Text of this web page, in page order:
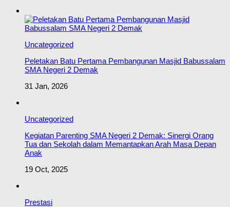
Uncategorized
Peletakan Batu Pertama Pembangunan Masjid Babussalam
SMA Negeri 2 Demak
31 Jan, 2026
Uncategorized
Kegiatan Parenting SMA Negeri 2 Demak: Sinergi Orang
Tua dan Sekolah dalam Memantapkan Arah Masa Depan
Anak
19 Oct, 2025
Prestasi